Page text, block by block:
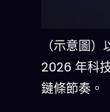
（示意圖
2026 年科
鏈條節奏。